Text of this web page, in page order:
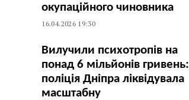
окупаційного чиновника
16.04.2026 19:30
Вилучили психотропів на
понад 6 мільйонів гривень:
поліція Дніпра ліквідувала
масштабну